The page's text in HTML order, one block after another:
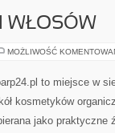
WŁOSÓW
MOŻLIWOŚĆ
to miejsce w
kosmetyków
jako praktyczne